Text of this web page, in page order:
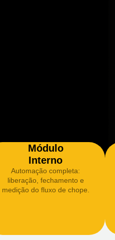
Módulo
Interno
Automação completa:
liberação, fechamento e
medição do fluxo de chope.